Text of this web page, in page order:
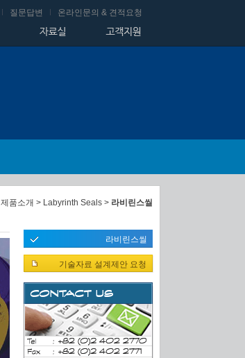
질문답변 온라인문의 & 견적요청
제품소개 > Labyrinth Seals > 라비린스씰
라비린스씰
기술자료 설계제안 요청